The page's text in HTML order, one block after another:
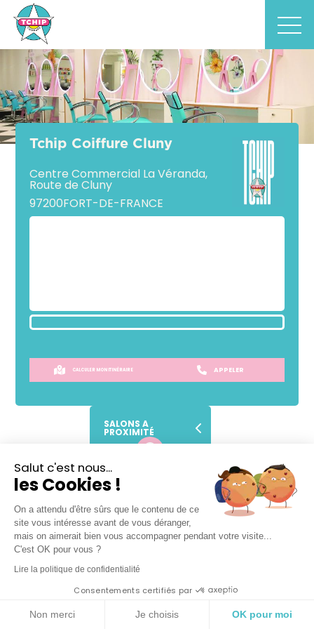
Tchip Coiffure Cluny
Centre Commercial La Véranda,
Route de Cluny
97200FORT-DE-FRANCE
APPELER
CALCULER MON ITINÉRAIRE
SALONS A
PROXIMITÉ
Lundi
Fermé
Mardi
09h-17h30
Mercredi
09h
17h30
Jeudi
Vendredi
09h-17h30
VOTRE SALON DE COIFFURE
Salut c'est nous...
les Cookies !
On a attendu d'être sûrs que le contenu de ce
site vous intéresse avant de vous déranger,
mais on aimerait bien vous accompagner pendant votre visite...
C'est OK pour vous ?
Lire la politique de confidentialité
Consentements certifiés par
Non merci Je choisis OK pour moi